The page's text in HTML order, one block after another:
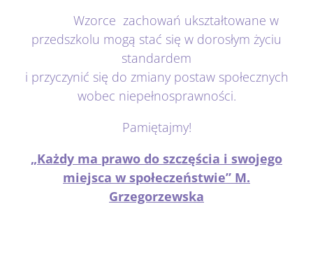
Wzorce zachowań ukształtowane w
przedszkolu mogą stać się w dorosłym życiu
standardem
i przyczynić się do zmiany postaw społecznych
wobec niepełnosprawności.
Pamiętajmy!
„Każdy ma prawo do szczęścia i swojego
miejsca w społeczeństwie” M.
Grzegorzewska